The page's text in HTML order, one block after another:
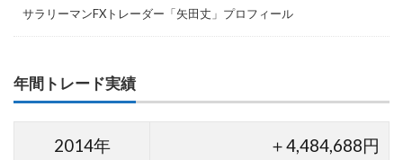
サラリーマンFXトレーダー「矢田丈」プロフィール
年間トレード実績
2014年 ＋4,484,688円